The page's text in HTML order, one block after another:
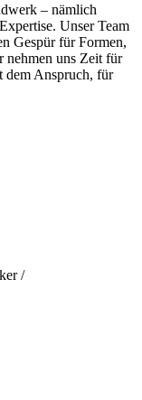
– nämlich
Unser Team
Gespür für Formen,
nehmen uns Zeit für
dem Anspruch, für
/